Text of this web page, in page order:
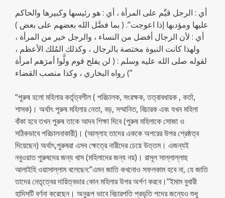
أي : الرجل قيِّم على المرأة ، أي : هو رئيسها وكبيرها والحاكم
عليها ومؤدبها إذا اعوجت”. ( بما فضَّل الله بعضهم على بعض )
أي : لأن الرجال أفضل من النساء ، والرجل خير من المرأة ،
ولهذا كانت النبوة مختصة بالرجال ، وكذلك المُلك الأعظم ،
لقوله صلى الله عليه وسلم : ( لن يفلح قوم ولَّوا أمرَهم امرأة
) رواه البخاري ، وكذا منصب القضاء”
“পুরুষ হলো মহিলার কর্তৃত্বশীল ( পরিচালক, সংরক্ষক, তত্বাবধায়ক , কর্তা,
শাসক)। অর্থাৎ পুরুষ মহিলার নেতা, বড়, সম্মানিত, বিচারক এবং যখন মহিলা
বাঁকা হবে তখন পুরুষ তাকে আদব শিক্ষা দিবে (পুরুষ মহিলাকে সোজা ও
সঠিকভাবে পরিচালনাকারী)। (আল্লাহ তাদের এককে অপরের উপর শ্রেষ্ঠত্ব
দিয়েছেন) অর্থাৎ,পুরুষরা এসব ক্ষেত্রে নারীদের চেয়ে উত্তম। এজন্যই
নবুওয়াত পুরুষদের জন্য খাস (মহিলাদের জন্য নয়)। রাসূল সাল্লাল্লাহু
আলাইহি ওয়াসাল্লাম বলেছেন:”এমন জাতি কখনোও সফলকাম হবে না, যে জাতি
তাদের নেতৃত্বের দায়িত্বভার কোন মহিলার উপর অর্পণ করবে।’’ইমাম বুখারী
হাদিসটি বর্ণনা করেছেন। অনুরূপ ভাবে বিচারপতি প্রভৃতি পদের জন্যেও শুধু